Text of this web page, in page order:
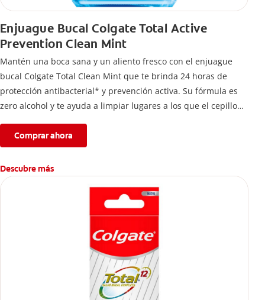
Enjuague Bucal Colgate Total Active
Prevention Clean Mint
Mantén una boca sana y un aliento fresco con el enjuague
bucal Colgate Total Clean Mint que te brinda 24 horas de
protección antibacterial* y prevención activa. Su fórmula es
zero alcohol y te ayuda a limpiar lugares a los que el cepillo
Comprar ahora
Descubre más